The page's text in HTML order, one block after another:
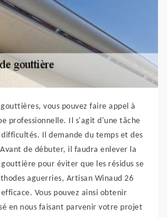
vous pouvez faire appel à
professionnelle. Il s'agit d'une tâche
Il demande du temps et des
de débuter, il faudra enlever la
pour éviter que les résidus se
aguerries, Artisan Winaud 26
Vous pouvez ainsi obtenir
en nous faisant parvenir votre projet